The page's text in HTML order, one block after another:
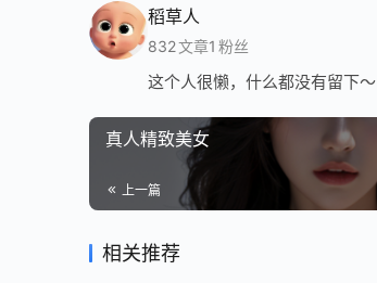
稻草人
832文章1 粉丝
这个人很懒，什么都没有留下～
真人精致美女
上一篇
相关推荐